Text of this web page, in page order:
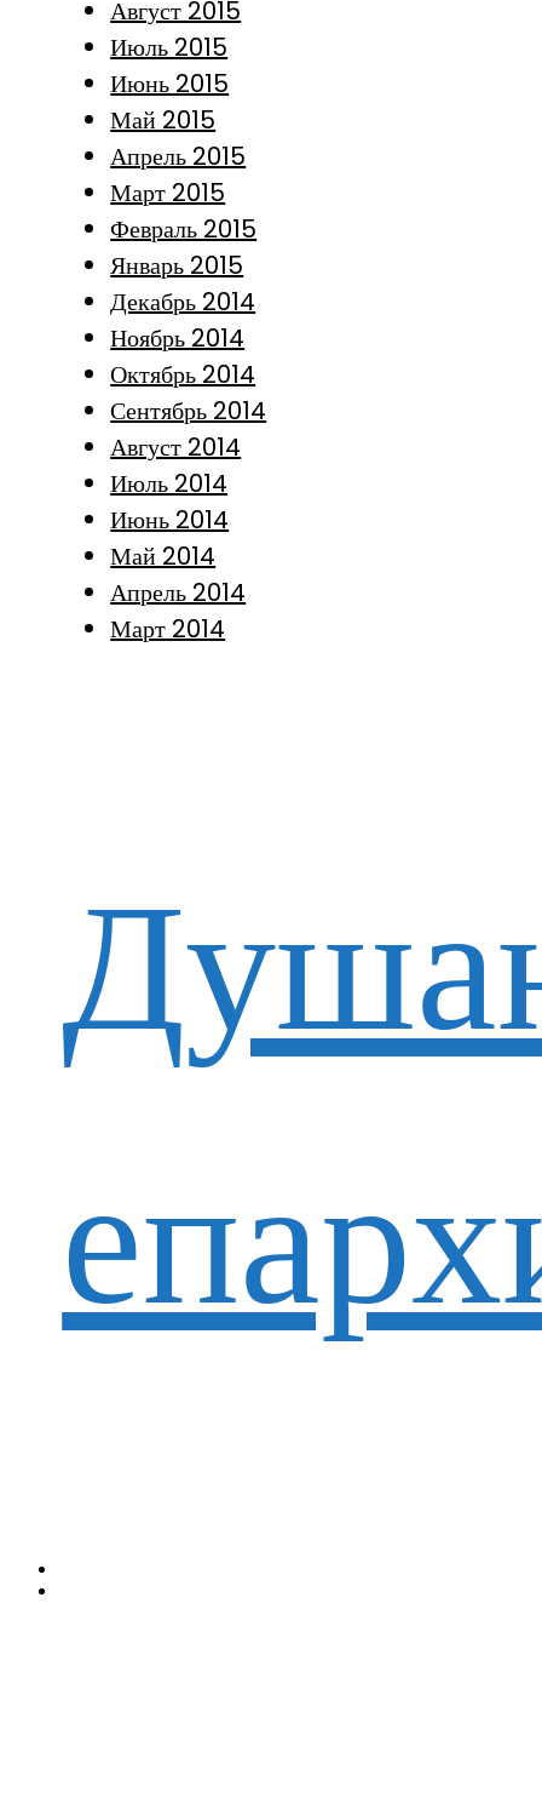
Август 2015
Июль 2015
Июнь 2015
Май 2015
Апрель 2015
Март 2015
Февраль 2015
Январь 2015
Декабрь 2014
Ноябрь 2014
Октябрь 2014
Сентябрь 2014
Август 2014
Июль 2014
Июнь 2014
Май 2014
Апрель 2014
Март 2014